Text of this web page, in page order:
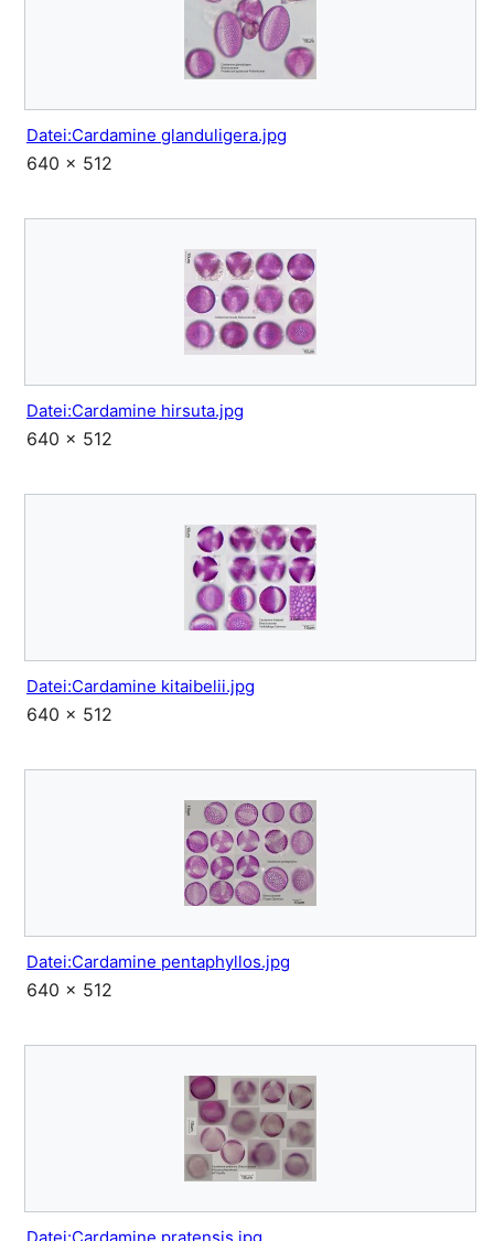
Datei:Cardamine glanduligera.jpg
640 × 512
Datei:Cardamine hirsuta.jpg
640 × 512
Datei:Cardamine kitaibelii.jpg
640 × 512
Datei:Cardamine pentaphyllos.jpg
640 × 512